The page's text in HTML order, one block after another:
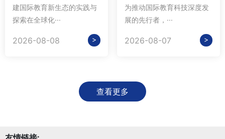
建国际教育新生态的实践与
探索在全球化···
2026-08-08 >
为推动国际教育科技深度发
展的先行者，···
2026-08-07 >
查看更多